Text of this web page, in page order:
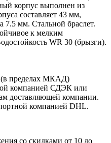
корпус выполнен из
составляет 43 мм,
мм. Стальной браслет.
к мелким
WR 30 (брызги).
(в пределах МКАД)
компанией СДЭК или
доставляющей компании.
компанией DHL.
со скидками от 10 до